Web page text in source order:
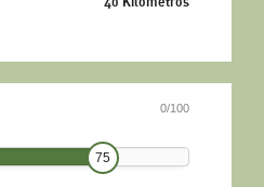
0/100
75